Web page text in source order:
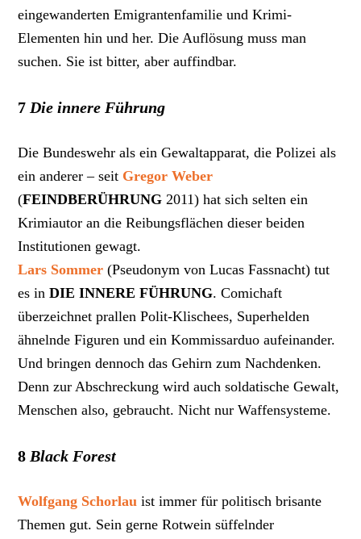
eingewanderten Emigrantenfamilie und Krimi-
Elementen hin und her. Die Auflösung muss man
suchen. Sie ist bitter, aber auffindbar.
7 Die innere Führung
Die Bundeswehr als ein Gewaltapparat, die Polizei als
ein anderer – seit Gregor Weber
(FEINDBERÜHRUNG2011) hat sich selten ein
Krimiautor an die Reibungsflächen dieser beiden
Institutionen gewagt.
Lars Sommer(Pseudonym von Lucas Fassnacht) tut
es inDIE INNERE FÜHRUNG. Comichaft
überzeichnet prallen Polit-Klischees, Superhelden
ähnelnde Figuren und ein Kommissarduo aufeinander.
Und bringen dennoch das Gehirn zum Nachdenken.
Denn zur Abschreckung wird auch soldatische Gewalt,
Menschen also, gebraucht. Nicht nur Waffensysteme.
8 Black Forest
Wolfgang Schorlau ist immer für politisch brisante
Themen gut. Sein gerne Rotwein süffelnder